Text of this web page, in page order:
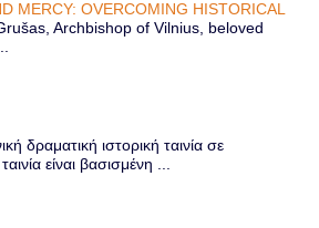
MERCY: OVERCOMING HISTORICAL
Archbishop of Vilnius, beloved
δραματική ιστορική ταινία σε
είναι βασισμένη ...